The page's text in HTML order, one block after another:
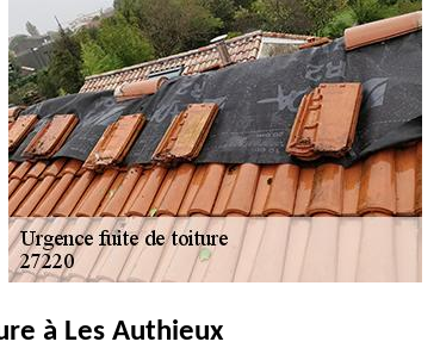
à Les Authieux